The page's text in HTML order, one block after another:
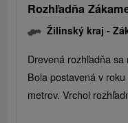
Rozhľadňa
Žilinský kraj -
Drevená rozhľadňa
Bola postavená v
metrov. Vrchol